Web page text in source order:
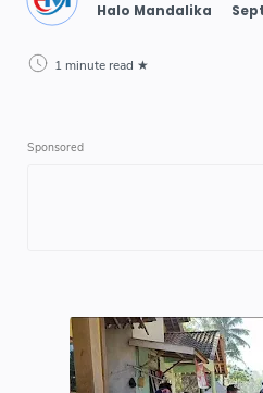
1 minute read